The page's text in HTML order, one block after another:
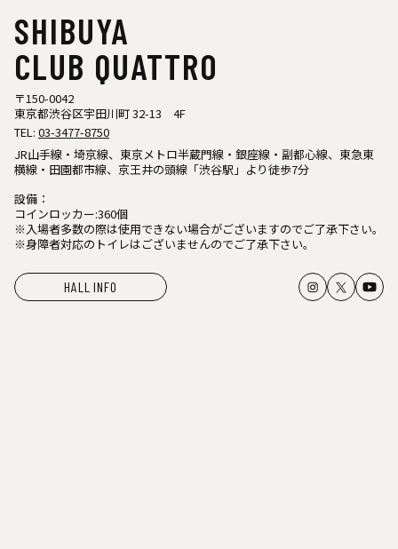
SHIBUYA
CLUB QUATTRO
〒150-0042
東京都渋谷区宇田川町 32-13 4F
TEL: 03-3477-8750
JR山手線・埼京線、東京メトロ半蔵門線・銀座線・副都心線、東急東
横線・田園都市線、京王井の頭線「渋谷駅」より徒歩7分
設備：
コインロッカー:360個
※入場者多数の際は使用できない場合がございますのでご了承下さい。
※身障者対応のトイレはございませんのでご了承下さい。
HALL INFO